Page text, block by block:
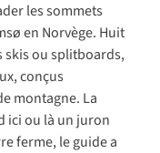
les sommets
en Norvège. Huit
skis ou splitboards,
conçus
montagne. La
ici ou là un juron
ferme, le guide a